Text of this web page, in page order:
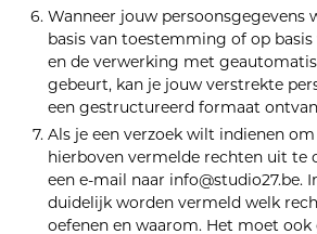
Wanneer jouw persoonsgegevens
basis van toestemming of op
en de verwerking met
gebeurt, kan je jouw verstrekte
een gestructureerd formaat
Als je een verzoek wilt indienen
hierboven vermelde rechten uit te
een e-mail naar info@studio27.be.
duidelijk worden vermeld welk
oefenen en waarom. Het moet ook